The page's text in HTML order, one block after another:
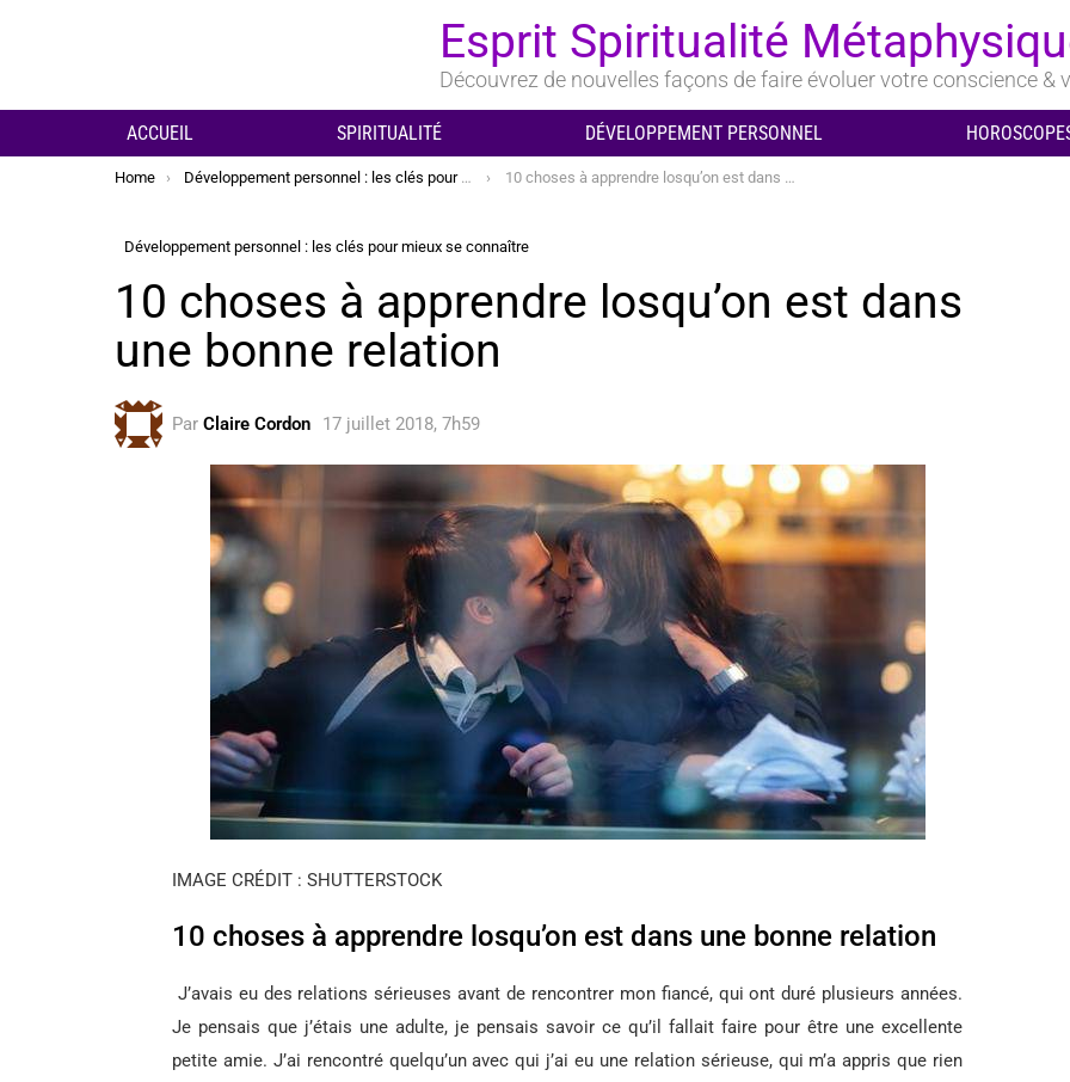
Esprit Spiritualité
Découvrez de nouvelles façons de faire évoluer votre conscience &
ACCUEIL SPIRITUALITÉ DÉVELOPPEMENT PERSONNEL
You are here:
Home Développement personnel : les clés pour mieux se connaître 10 choses à apprendre losqu’on est dans une bonne relation
Développement personnel : les clés pour mieux se connaître
10 choses à apprendre losqu’on est dans
une bonne relation
Par Claire Cordon 17 juillet 2018, 7h59
IMAGE CRÉDIT : SHUTTERSTOCK
10 choses à apprendre losqu’on est dans une bonne relation
J’avais eu des relations sérieuses avant de rencontrer mon fiancé, qui ont duré plusieurs années.
Je pensais que j’étais une adulte, je pensais savoir ce qu’il fallait faire pour être une excellente
petite amie. J’ai rencontré quelqu’un avec qui j’ai eu une relation sérieuse, qui m’a appris que rien